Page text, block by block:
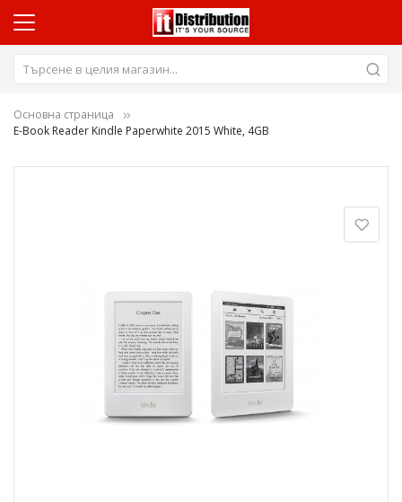
Основна страница
E-Book Reader Kindle Paperwhite 2015 White, 4GB